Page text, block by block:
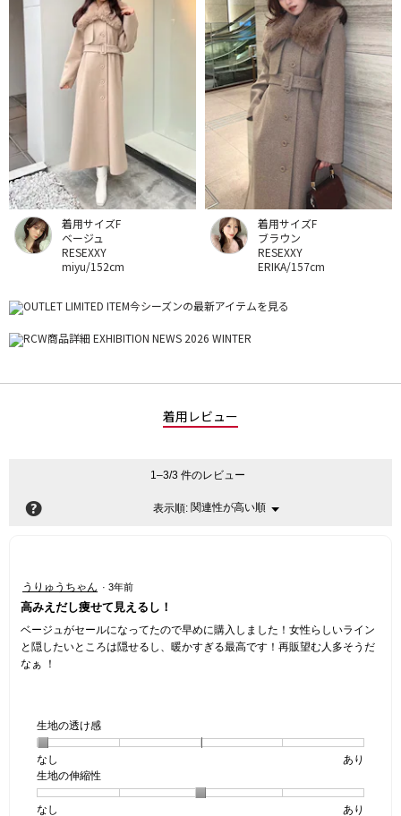
着用サイズF
ベージュ
RESEXXY
miyu/152cm
着用サイズF
ブラウン
RESEXXY
ERIKA/157cm
着用レビュー
1–3/3 件のレビュー
? 表示順: 関連性が高い順 ▼
メ
5
／
5
個
で
うりゅうちゃん · 3年前
高みえだし痩せて見えるし！
ベージュがセールになってたので早めに購入しました！女性らしいライン
と隠したいところは隠せるし、暖かすぎる最高です！再販望む人多そうだ
なぁ ！
生地の透け感
なし
個
あり
評
の
生地の伸縮性
なし あり